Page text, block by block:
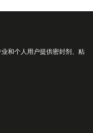
和个人用户提供密封剂、粘